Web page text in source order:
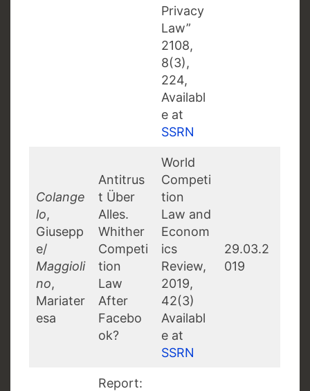
Privacy
Law”
2108,
8(3),
224,
Availabl
e at
SSRN
Colange
lo,
Giusepp
e/
Maggioli
no,
Mariater
esa
Antitrus
t Über
Alles.
Whither
Competi
tion
Law
After
Facebo
ok?
World
Competi
tion
Law and
Econom
ics
Review,
2019,
42(3)
Availabl
e at
SSRN
29.03.2
019
Report: